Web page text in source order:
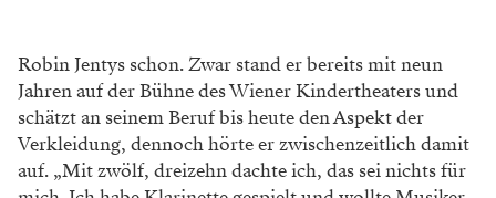
Robin Jentys schon. Zwar stand er bereits mit neun
Jahren auf der Bühne des Wiener Kindertheaters und
schätzt an seinem Beruf bis heute den Aspekt der
Verkleidung, dennoch hörte er zwischenzeitlich damit
auf. „Mit zwölf, dreizehn dachte ich, das sei nichts für